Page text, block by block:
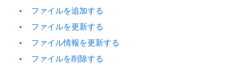
ファイルを追加する
ファイルを更新する
ファイル情報を更新する
ファイルを削除する